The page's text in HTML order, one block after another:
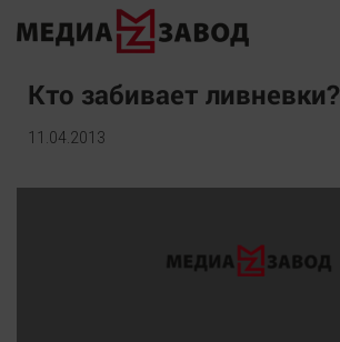
Новости
Кто забивает ливневки?
11.04.2013